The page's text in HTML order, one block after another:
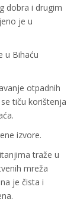
dobra i drugim
je u
u Bihaću
otpadnih
tiču korištenja
izvore.
traže u
mreža
je čista i